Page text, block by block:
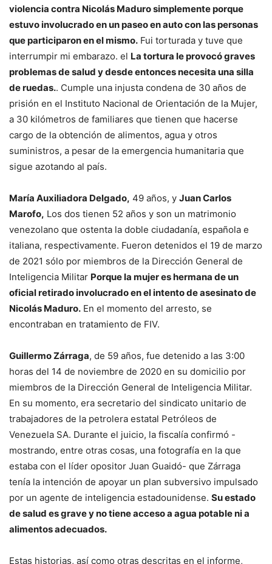
violencia contra Nicolás Maduro simplemente porque
estuvo involucrado en un paseo en auto con las personas
que participaron en el mismo. Fui torturada y tuve que
interrumpir mi embarazo. el La tortura le provocó graves
problemas de salud y desde entonces necesita una silla
de ruedas.. Cumple una injusta condena de 30 años de
prisión en el Instituto Nacional de Orientación de la Mujer,
a 30 kilómetros de familiares que tienen que hacerse
cargo de la obtención de alimentos, agua y otros
suministros, a pesar de la emergencia humanitaria que
sigue azotando al país.
María Auxiliadora Delgado, 49 años, y Juan Carlos
Marofo, Los dos tienen 52 años y son un matrimonio
venezolano que ostenta la doble ciudadanía, española e
italiana, respectivamente. Fueron detenidos el 19 de marzo
de 2021 sólo por miembros de la Dirección General de
Inteligencia Militar Porque la mujer es hermana de un
oficial retirado involucrado en el intento de asesinato de
Nicolás Maduro. En el momento del arresto, se
encontraban en tratamiento de FIV.
Guillermo Zárraga, de 59 años, fue detenido a las 3:00
horas del 14 de noviembre de 2020 en su domicilio por
miembros de la Dirección General de Inteligencia Militar.
En su momento, era secretario del sindicato unitario de
trabajadores de la petrolera estatal Petróleos de
Venezuela SA. Durante el juicio, la fiscalía confirmó -
mostrando, entre otras cosas, una fotografía en la que
estaba con el líder opositor Juan Guaidó- que Zárraga
tenía la intención de apoyar un plan subversivo impulsado
por un agente de inteligencia estadounidense. Su estado
de salud es grave y no tiene acceso a agua potable ni a
alimentos adecuados.
Estas historias, así como otras descritas en el informe,